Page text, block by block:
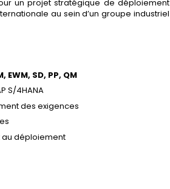
un projet stratégique de déploiement
au sein d’un groupe industriel
EWM, SD, PP, QM
S/4HANA
des exigences
au déploiement